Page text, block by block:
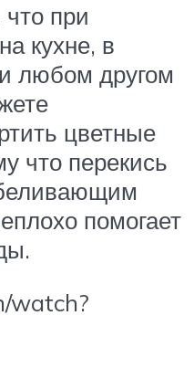
при
кухне, в
любом другом
цветные
что перекись
помогает
watch?